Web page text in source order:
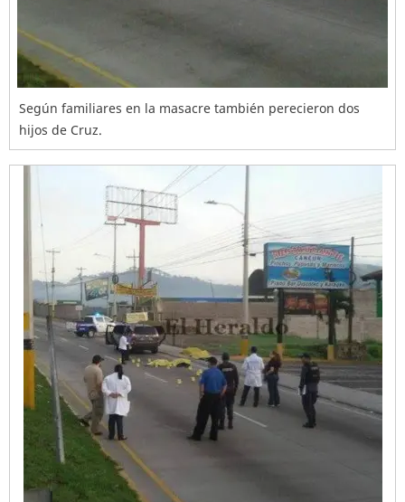
Según familiares en la masacre también perecieron dos
hijos de Cruz.